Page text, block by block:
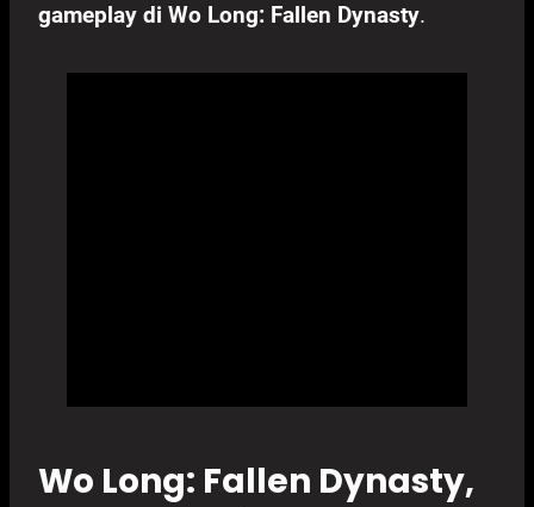
gameplay di Wo Long: Fallen Dynasty.
Wo Long: Fallen Dynasty,